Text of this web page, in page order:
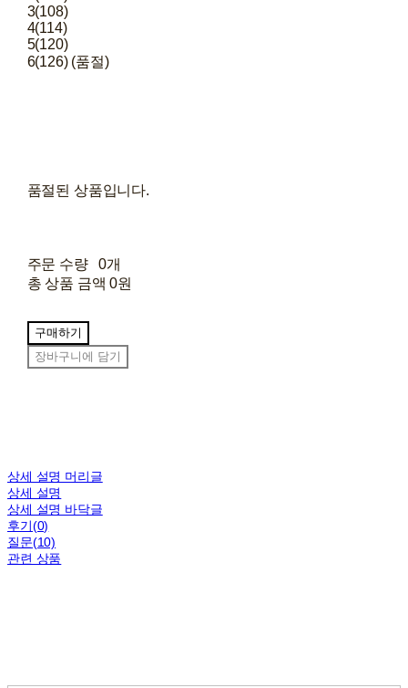
3(108)
4(114)
5(120)
6(126) (품절)
품절된 상품입니다.
주문 수량
0개
총 상품 금액 0원
구매하기
장바구니에 담기
상세 설명 머리글
상세 설명
상세 설명 바닥글
후기(0)
질문(10)
관련 상품